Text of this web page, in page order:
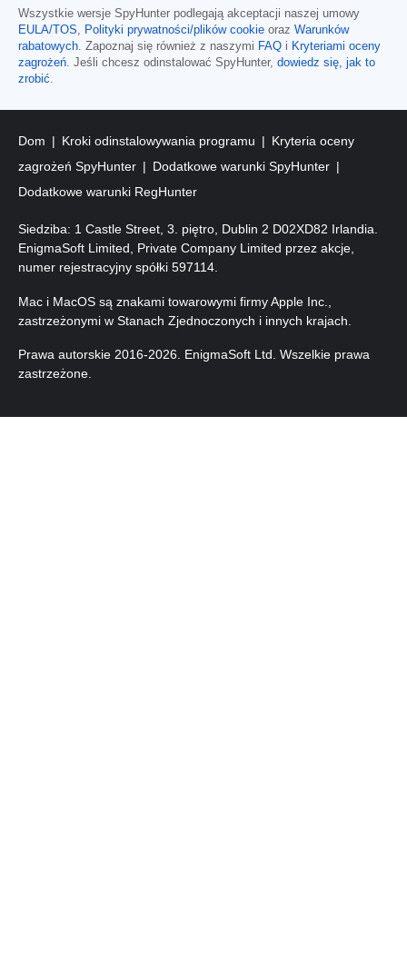
Wszystkie wersje SpyHunter podlegają akceptacji naszej umowy
EULA/TOS, Polityki prywatności/plików cookie oraz Warunków
rabatowych. Zapoznaj się również z naszymi FAQ i Kryteriami oceny
zagrożeń. Jeśli chcesz odinstalować SpyHunter, dowiedz się, jak to
zrobić.
Dom Kroki odinstalowywania programu
Kryteria oceny
zagrożeń SpyHunter
Dodatkowe warunki SpyHunter
Dodatkowe warunki RegHunter
Siedziba: 1 Castle Street, 3. piętro, Dublin 2 D02XD82 Irlandia.
EnigmaSoft Limited, Private Company Limited przez akcje,
numer rejestracyjny spółki 597114.
Mac i MacOS są znakami towarowymi firmy Apple Inc.,
zastrzeżonymi w Stanach Zjednoczonych i innych krajach.
Prawa autorskie 2016-2026. EnigmaSoft Ltd. Wszelkie prawa
zastrzeżone.